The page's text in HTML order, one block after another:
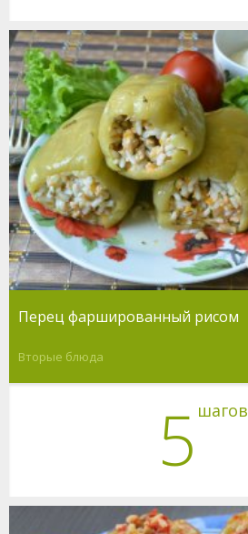
Перец фаршированный рисом
Вторые блюда
5 шагов